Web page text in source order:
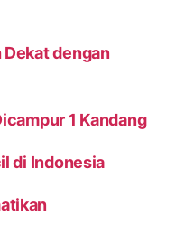
dengan
1 Kandang
di Indonesia